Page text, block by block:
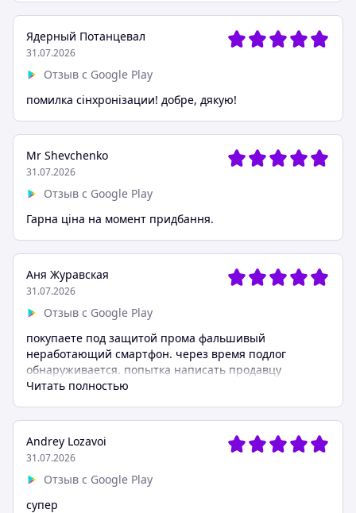
Ядерный Потанцевал
31.07.2026
Отзыв с Google Play
помилка сiнхронiзации! добре, дякую!
Mr Shevchenko
31.07.2026
Отзыв с Google Play
Гарна ціна на момент придбання.
Аня Журавская
31.07.2026
Отзыв с Google Play
покупаете под защитой прома фальшивый
неработающий смартфон. через время подлог
обнаруживается. попытка написать продавцу
блокируется всплывающим окном "в программе
вечной капчей. пока пробиваешся на контакт с
супортом магазин мошенника удаляют, заметая
следы. на официальный запрос о продавце
мошеннике данные скрывают под предлогом
"конфиденциальная информация". в это время
Читать полностью
Andrey Lozavoi
31.07.2026
Отзыв с Google Play
супер